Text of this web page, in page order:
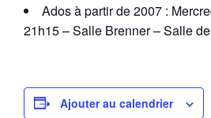
Ados à partir de 2007 :
21h15 – Salle Brenner – Salle
Ajouter au calendrier